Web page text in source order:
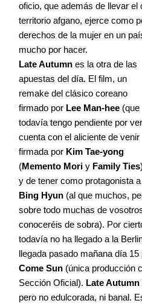
oficio, que además de llevar el
territorio afgano, ejerce como
derechos de la mujer en un
mucho por hacer.
Late Autumn es la otra de las
apuestas del día. El film, un
remake del clásico coreano
firmado por Lee Man-hee (que
todavía tengo pendiente por
cuenta con el aliciente de venir
firmada por Kim Tae-yong
(Memento Mori y Family Ties
y de tener como protagonista a
Bing Hyun (al que muchos,
sobre todo muchas de
conoceréis de sobra). Por
todavía no ha llegado a la
llegada pasado mañana día
Come Sun (única producción
Sección Oficial). Late Autumn
pero no edulcorada, ni banal.